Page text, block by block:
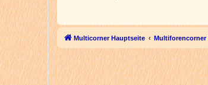
Multicorner Hauptseite